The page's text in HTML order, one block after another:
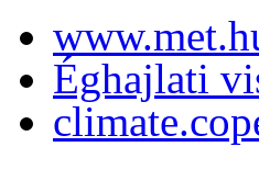
Éghajlati